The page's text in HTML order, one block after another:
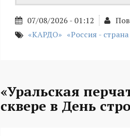
07/08/2026 - 01:12
«КАРДО» «Россия -
«Уральская
сквере в День